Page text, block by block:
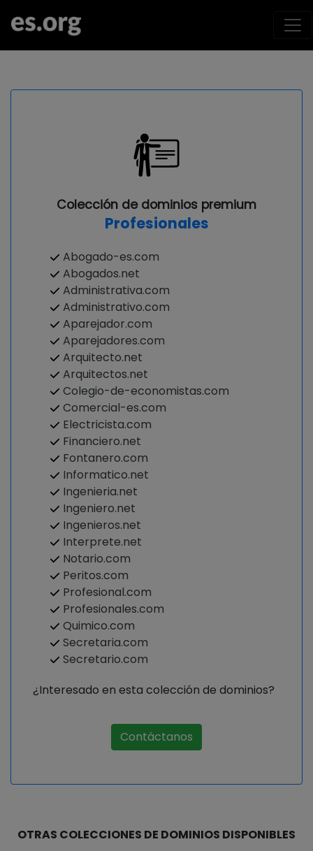
Colección de dominios premium
Profesionales
Abogado-es.com
Abogados.net
Administrativa.com
Administrativo.com
Aparejador.com
Aparejadores.com
Arquitecto.net
Arquitectos.net
Colegio-de-economistas.com
Comercial-es.com
Electricista.com
Financiero.net
Fontanero.com
Informatico.net
Ingenieria.net
Ingeniero.net
Ingenieros.net
Interprete.net
Notario.com
Peritos.com
Profesional.com
Profesionales.com
Quimico.com
Secretaria.com
Secretario.com
¿Interesado en esta colección de dominios?
Contáctanos
OTRAS COLECCIONES DE DOMINIOS DISPONIBLES